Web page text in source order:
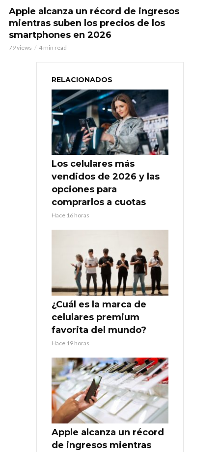
Apple alcanza un récord de ingresos
mientras suben los precios de los
smartphones en 2026
79 views 4 min read
RELACIONADOS
Los celulares más
vendidos de 2026 y las
opciones para
comprarlos a cuotas
Hace 16 horas
¿Cuál es la marca de
celulares premium
favorita del mundo?
Hace 19 horas
Apple alcanza un récord
de ingresos mientras